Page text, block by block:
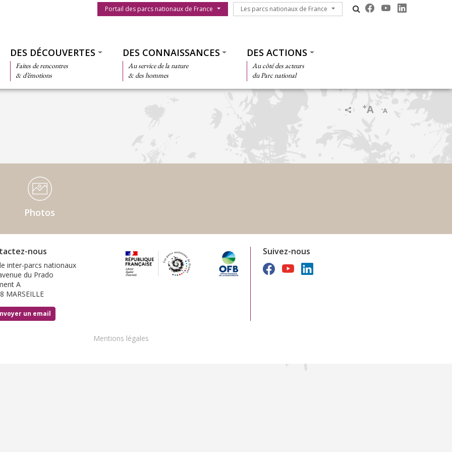
Menu du parc
Portail des parcs nationaux de France Les parcs nationaux de France
Les parcs nationaux de France
DES DÉCOUVERTES
Faites de rencontres
& d’émotions
DES CONNAISSANCES
Au service de la nature
& des hommes
DES ACTIONS
Au côté des acteurs
du Parc national
-A
+A
Photos
nous
inter-parcs nationaux
du Prado
A
MARSEILLE
un email
Suivez-nous
Footer
Mentions légales